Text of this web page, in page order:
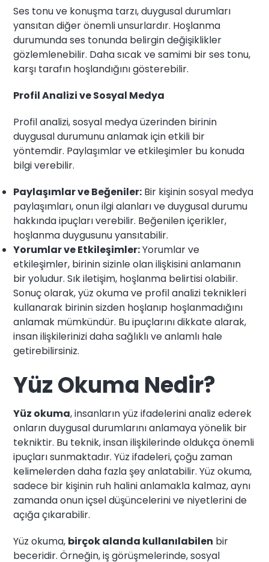
Ses tonu ve konuşma tarzı, duygusal durumları
yansıtan diğer önemli unsurlardır. Hoşlanma
durumunda ses tonunda belirgin değişiklikler
gözlemlenebilir. Daha sıcak ve samimi bir ses tonu,
karşı tarafın hoşlandığını gösterebilir.
Profil Analizi ve Sosyal Medya
Profil analizi, sosyal medya üzerinden birinin
duygusal durumunu anlamak için etkili bir
yöntemdir. Paylaşımlar ve etkileşimler bu konuda
bilgi verebilir.
Paylaşımlar ve Beğeniler: Bir kişinin sosyal medya
paylaşımları, onun ilgi alanları ve duygusal durumu
hakkında ipuçları verebilir. Beğenilen içerikler,
hoşlanma duygusunu yansıtabilir.
Yorumlar ve Etkileşimler:Yorumlar ve
etkileşimler, birinin sizinle olan ilişkisini anlamanın
bir yoludur. Sık iletişim, hoşlanma belirtisi olabilir.
Sonuç olarak, yüz okuma ve profil analizi teknikleri
kullanarak birinin sizden hoşlanıp hoşlanmadığını
anlamak mümkündür. Bu ipuçlarını dikkate alarak,
insan ilişkilerinizi daha sağlıklı ve anlamlı hale
getirebilirsiniz.
Yüz Okuma Nedir?
Yüz okuma, insanların yüz ifadelerini analiz ederek
onların duygusal durumlarını anlamaya yönelik bir
tekniktir. Bu teknik, insan ilişkilerinde oldukça önemli
ipuçları sunmaktadır. Yüz ifadeleri, çoğu zaman
kelimelerden daha fazla şey anlatabilir. Yüz okuma,
sadece bir kişinin ruh halini anlamakla kalmaz, aynı
zamanda onun içsel düşüncelerini ve niyetlerini de
açığa çıkarabilir.
Yüz okuma, birçok alanda kullanılabilen bir
beceridir. Örneğin, iş görüşmelerinde, sosyal